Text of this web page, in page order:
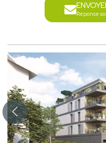
Réponse